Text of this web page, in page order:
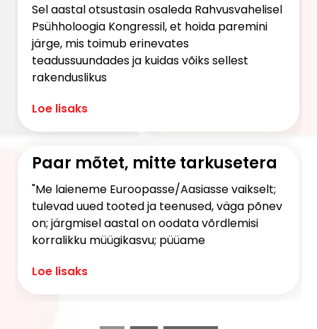
Sel aastal otsustasin osaleda Rahvusvahelisel
Psühholoogia Kongressil, et hoida paremini
järge, mis toimub erinevates
teadussuundades ja kuidas võiks sellest
rakenduslikus
Loe lisaks
Paar mõtet, mitte tarkusetera
"Me laieneme Euroopasse/Aasiasse vaikselt;
tulevad uued tooted ja teenused, väga põnev
on; järgmisel aastal on oodata võrdlemisi
korralikku müügikasvu; püüame
Loe lisaks